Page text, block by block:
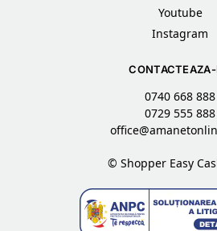
Youtube
Instagram
0740 668 888
0729 555 888
© Shopper Easy